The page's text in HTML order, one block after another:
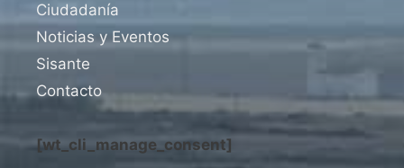
Ciudadanía
Noticias y Eventos
Sisante
Contacto
[wt_cli_manage_consent]